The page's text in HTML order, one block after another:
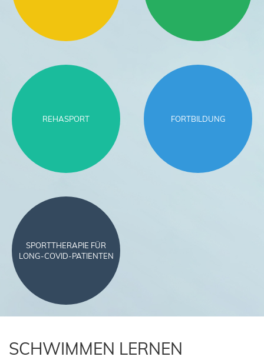
REHASPORT FORTBILDUNG
SPORTTHERAPIE FÜR
LONG-COVID-PATIENTEN
SCHWIMMEN LERNEN